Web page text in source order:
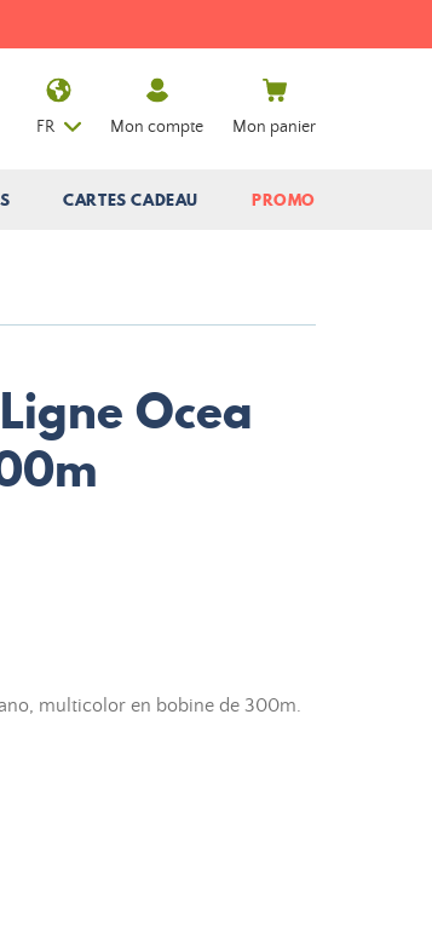
CARTES CADEAU PROMO
FR Mon compte Mon panier
Ocea
multicolor en bobine de 300m.